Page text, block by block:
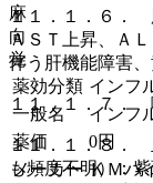
１１．１．６．
ＡＳＴ上昇、Ａ
伴う肝機能障害
１１．１．７．
１１．１．８．
も頻度不明）：
麻
向
覚
薬効分類 インフ
一般名
インフ
薬価
0円
メーカー ＫＭバ